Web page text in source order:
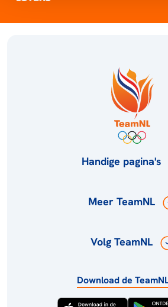
Handige pagina's
Meer TeamNL
Volg TeamNL
Download de